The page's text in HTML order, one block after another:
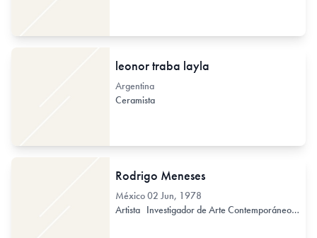
leonor traba layla
Argentina
Ceramista
Rodrigo Meneses
México02 Jun, 1978
Artista Investigador de Arte Contemporáneo